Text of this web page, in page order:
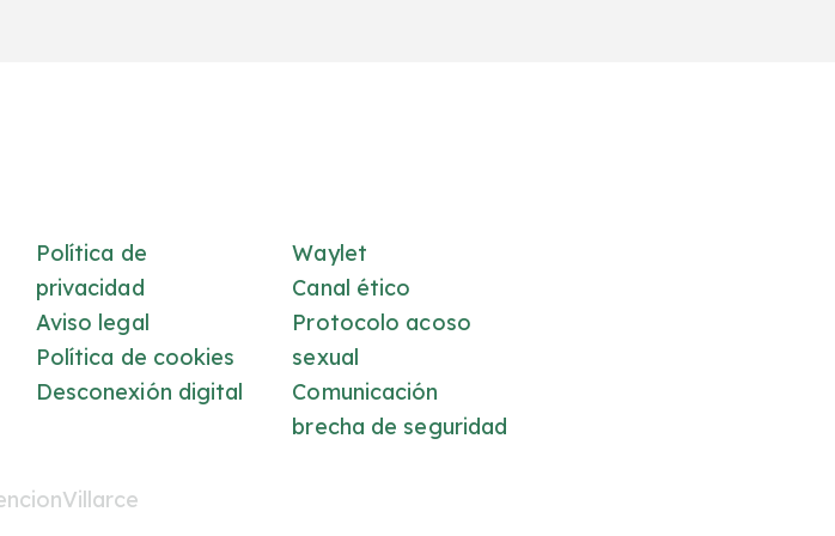
Política de
privacidad
Aviso legal
Política de cookies
Desconexión digital
Waylet
Canal ético
Protocolo acoso
sexual
Comunicación
brecha de seguridad